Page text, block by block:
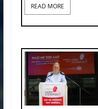
READ MORE